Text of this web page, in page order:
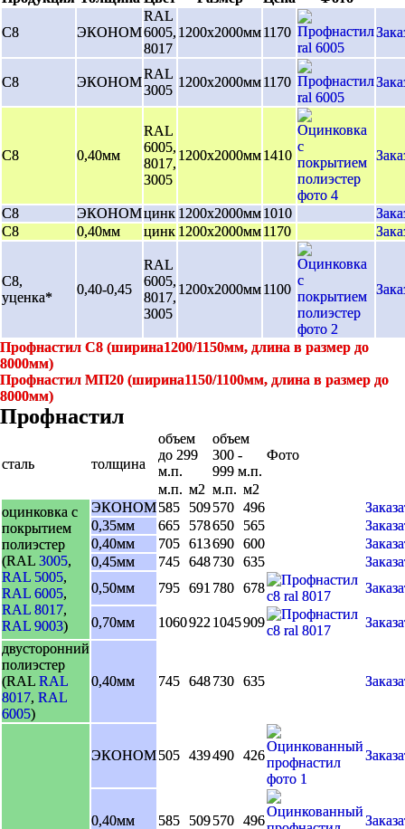
С8 ЭКОНОМ
RAL
6005,
8017
1200х2000мм1170
С8 ЭКОНОМ
RAL
3005
1200х2000мм1170
С8 0,40мм
RAL
6005,
8017,
3005
1200х2000мм1410
С8 ЭКОНОМцинк 1200х2000мм1010
С8
0,40мм цинк 1200х2000мм1170
С8,
уценка*
0,40-0,45
RAL
6005,
8017,
3005
1200х2000мм1100
Профнастил С8 (ширина1200/1150мм, длина в размер до
8000мм)
Профнастил МП20 (ширина1150/1100мм, длина в размер до
8000мм)
Профнастил
сталь толщина
объем
до 299
м.п.
объем
300 -
999 м.п.
Фото
м.п. м2 м.п. м2
оцинковка с
покрытием
полиэстер
(RAL 3005,
RAL 5005,
RAL 6005,
RAL 8017,
RAL 9003)
ЭКОНОМ585 509570 496
0,35мм
665 578650 565
0,40мм
705 613690 600
0,45мм
745 648730 635
0,50мм
795 691 780 678
0,70мм 1060922 1045909
двусторонний
полиэстер
(RAL RAL
8017, RAL
6005)
0,40мм 745 648730 635
ЭКОНОМ505 439490 426
0,40мм 585 509570 496